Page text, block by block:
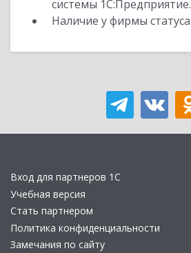
системы 1С:Предприятие.
Наличие у фирмы статуса
Вход для партнеров 1С
Учебная версия
Стать партнером
Политика конфиденциальности
Замечания по сайту